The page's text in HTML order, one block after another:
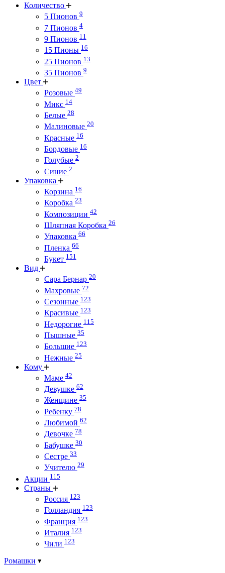
Количество
5 Пионов 9
7 Пионов 4
9 Пионов 11
15 Пионы 16
25 Пионов 13
35 Пионов 9
Цвет
Розовые 49
Микс 14
Белые 28
Малиновые 20
Красные 16
Бордовые 16
Голубые 2
Синие 2
Упаковка
Корзина 16
Коробка 23
Композиции 42
Шляпная Коробка 26
Упаковка 66
Пленка 66
Букет 151
Вид
Сара Бернар 20
Махровые 72
Сезонные 123
Красивые 123
Недорогие 115
Пышные 35
Большие 123
Нежные 25
Кому
Маме 42
Девушке 62
Женщине 35
Ребенку 78
Любимой 62
Девочке 78
Бабушке 30
Сестре 33
Учителю 29
Акции 115
Страны
Россия 123
Голландия 123
Франция 123
Италия 123
Чили 123
Ромашки